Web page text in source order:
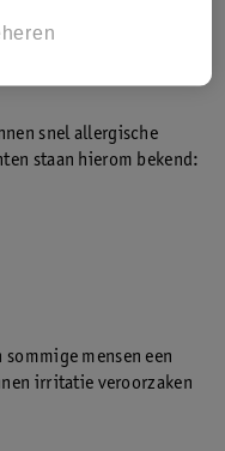
voor ze worden.
snel allergische
staan hierom bekend:
mensen een
irritatie veroorzaken